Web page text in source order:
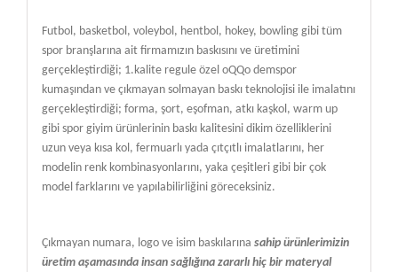
Futbol, basketbol, voleybol, hentbol, hokey, bowling gibi tüm
spor branşlarına ait firmamızın baskısını ve üretimini
gerçekleştirdiği; 1.kalite regule özel oQQo demspor
kumaşından ve çıkmayan solmayan baskı teknolojisi ile imalatını
gerçekleştirdiği; forma, şort, eşofman, atkı kaşkol, warm up
gibi spor giyim ürünlerinin baskı kalitesini dikim özelliklerini
uzun veya kısa kol, fermuarlı yada çıtçıtlı imalatlarını, her
modelin renk kombinasyonlarını, yaka çeşitleri gibi bir çok
model farklarını ve yapılabilirliğini göreceksiniz.
Çıkmayan numara, logo ve isim baskılarına sahip ürünlerimizin
üretim aşamasında insan sağlığına zararlı hiç bir materyal